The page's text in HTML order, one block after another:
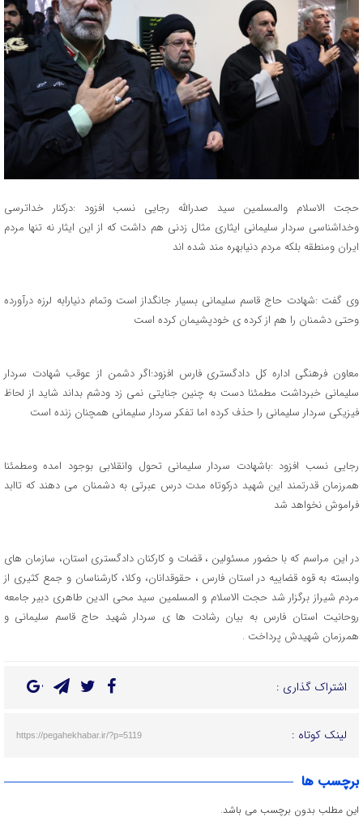
حجت الاسلام والمسلمین سيد صدرالله رجایی نسب افزود :درکنار خداترسی
وخداشناسی سردار سلیمانی ایثاری مثال زدنی هم داشت که از این ایثار نه تنها مردم
ایران ومنطقه بلکه مردم دنیابهره مند شده اند
وی گفت :شهادت حاج قاسم سلیمانی بسیار جانگداز است وتمام دنیارابه لرزه درآورده
وحتی دشمنان را هم از کرده ی خودپشیمان کرده است
معاون فرهنگی اداره کل دادگستری فارس افزود:اگر دشمن از عوقب شهادت سردار
سلیمانی خبرداشت مطمئنا دست به چنین جنایتی نمی زد ودشم بداند شاید از لحاظ
فیزیکی سردار سلیمانی را حذف کرده اما تفکر سردار سلیمانی همچنان زنده است
رجایی نسب افزود :باشهادت سردار سلیمانی تحول وانقلابی بوجود امده ومطمئنا
همرزمان قدرتمند این شهید درکوتاه مدت درس عبرتی به دشمنان می دهند که تاابد
فراموش نخواهد شد
در اين مراسم كه با حضور مسئولين ، قضات و كاركنان دادگستري استان، سازمان هاي
وابسته به قوه قضاييه در استان فارس ، حقوقدانان، وكلا، كارشناسان و جمع كثيري از
مردم شيراز برگزار شد حجت الاسلام و المسلمين سيد محي الدين طاهري دبير جامعه
روحانيت استان فارس به بيان رشادت ها ي سردار شهيد حاج قاسم سليماني و
همرزمان شهيدش پرداخت .
اشتراک گذاری :
لینک کوتاه : https://pegahekhabar.ir/?p=5119
برچسب ها
این مطلب بدون برچسب می باشد.